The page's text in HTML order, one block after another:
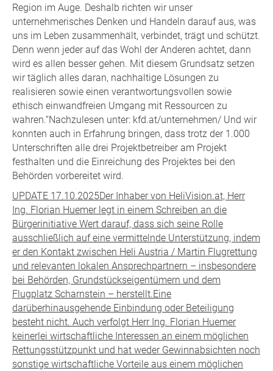
Region im Auge. Deshalb richten wir unser
unternehmerisches Denken und Handeln darauf aus, was
uns im Leben zusammenhält, verbindet, trägt und schützt.
Denn wenn jeder auf das Wohl der Anderen achtet, dann
wird es allen besser gehen. Mit diesem Grundsatz setzen
wir täglich alles daran, nachhaltige Lösungen zu
realisieren sowie einen verantwortungsvollen sowie
ethisch einwandfreien Umgang mit Ressourcen zu
wahren.“Nachzulesen unter: kfd.at/unternehmen/ Und wir
konnten auch in Erfahrung bringen, dass trotz der 1.000
Unterschriften alle drei Projektbetreiber am Projekt
festhalten und die Einreichung des Projektes bei den
Behörden vorbereitet wird.
UPDATE 17.10.2025Der Inhaber von HeliVision.at, Herr
Ing. Florian Huemer legt in einem Schreiben an die
Bürgerinitiative Wert darauf, dass sich seine Rolle
ausschließlich auf eine vermittelnde Unterstützung, indem
er den Kontakt zwischen Heli Austria / Martin Flugrettung
und relevanten lokalen Ansprechpartnern – insbesondere
bei Behörden, Grundstückseigentümern und dem
Flugplatz Scharnstein – herstellt.Eine
darüberhinausgehende Einbindung oder Beteiligung
besteht nicht. Auch verfolgt Herr Ing. Florian Huemer
keinerlei wirtschaftliche Interessen an einem möglichen
Rettungsstützpunkt und hat weder Gewinnabsichten noch
sonstige wirtschaftliche Vorteile aus einem möglichen